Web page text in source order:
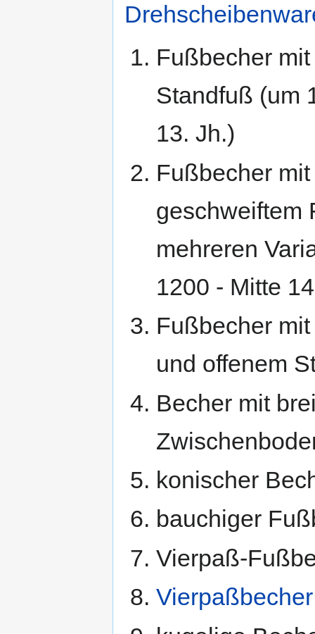
Fußbecher
Standfuß (um
13. Jh.)
Fußbecher
geschweiftem
mehreren
1200 - Mitte
Fußbecher
und offenem
Becher mit
konischer
bauchiger
Vierpaß-
Vierpaßbecher